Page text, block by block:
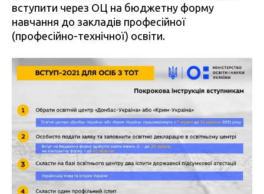
вступити через ОЦ на бюджетну форму
навчання до закладів професійної
(професійно-технічної) освіти.